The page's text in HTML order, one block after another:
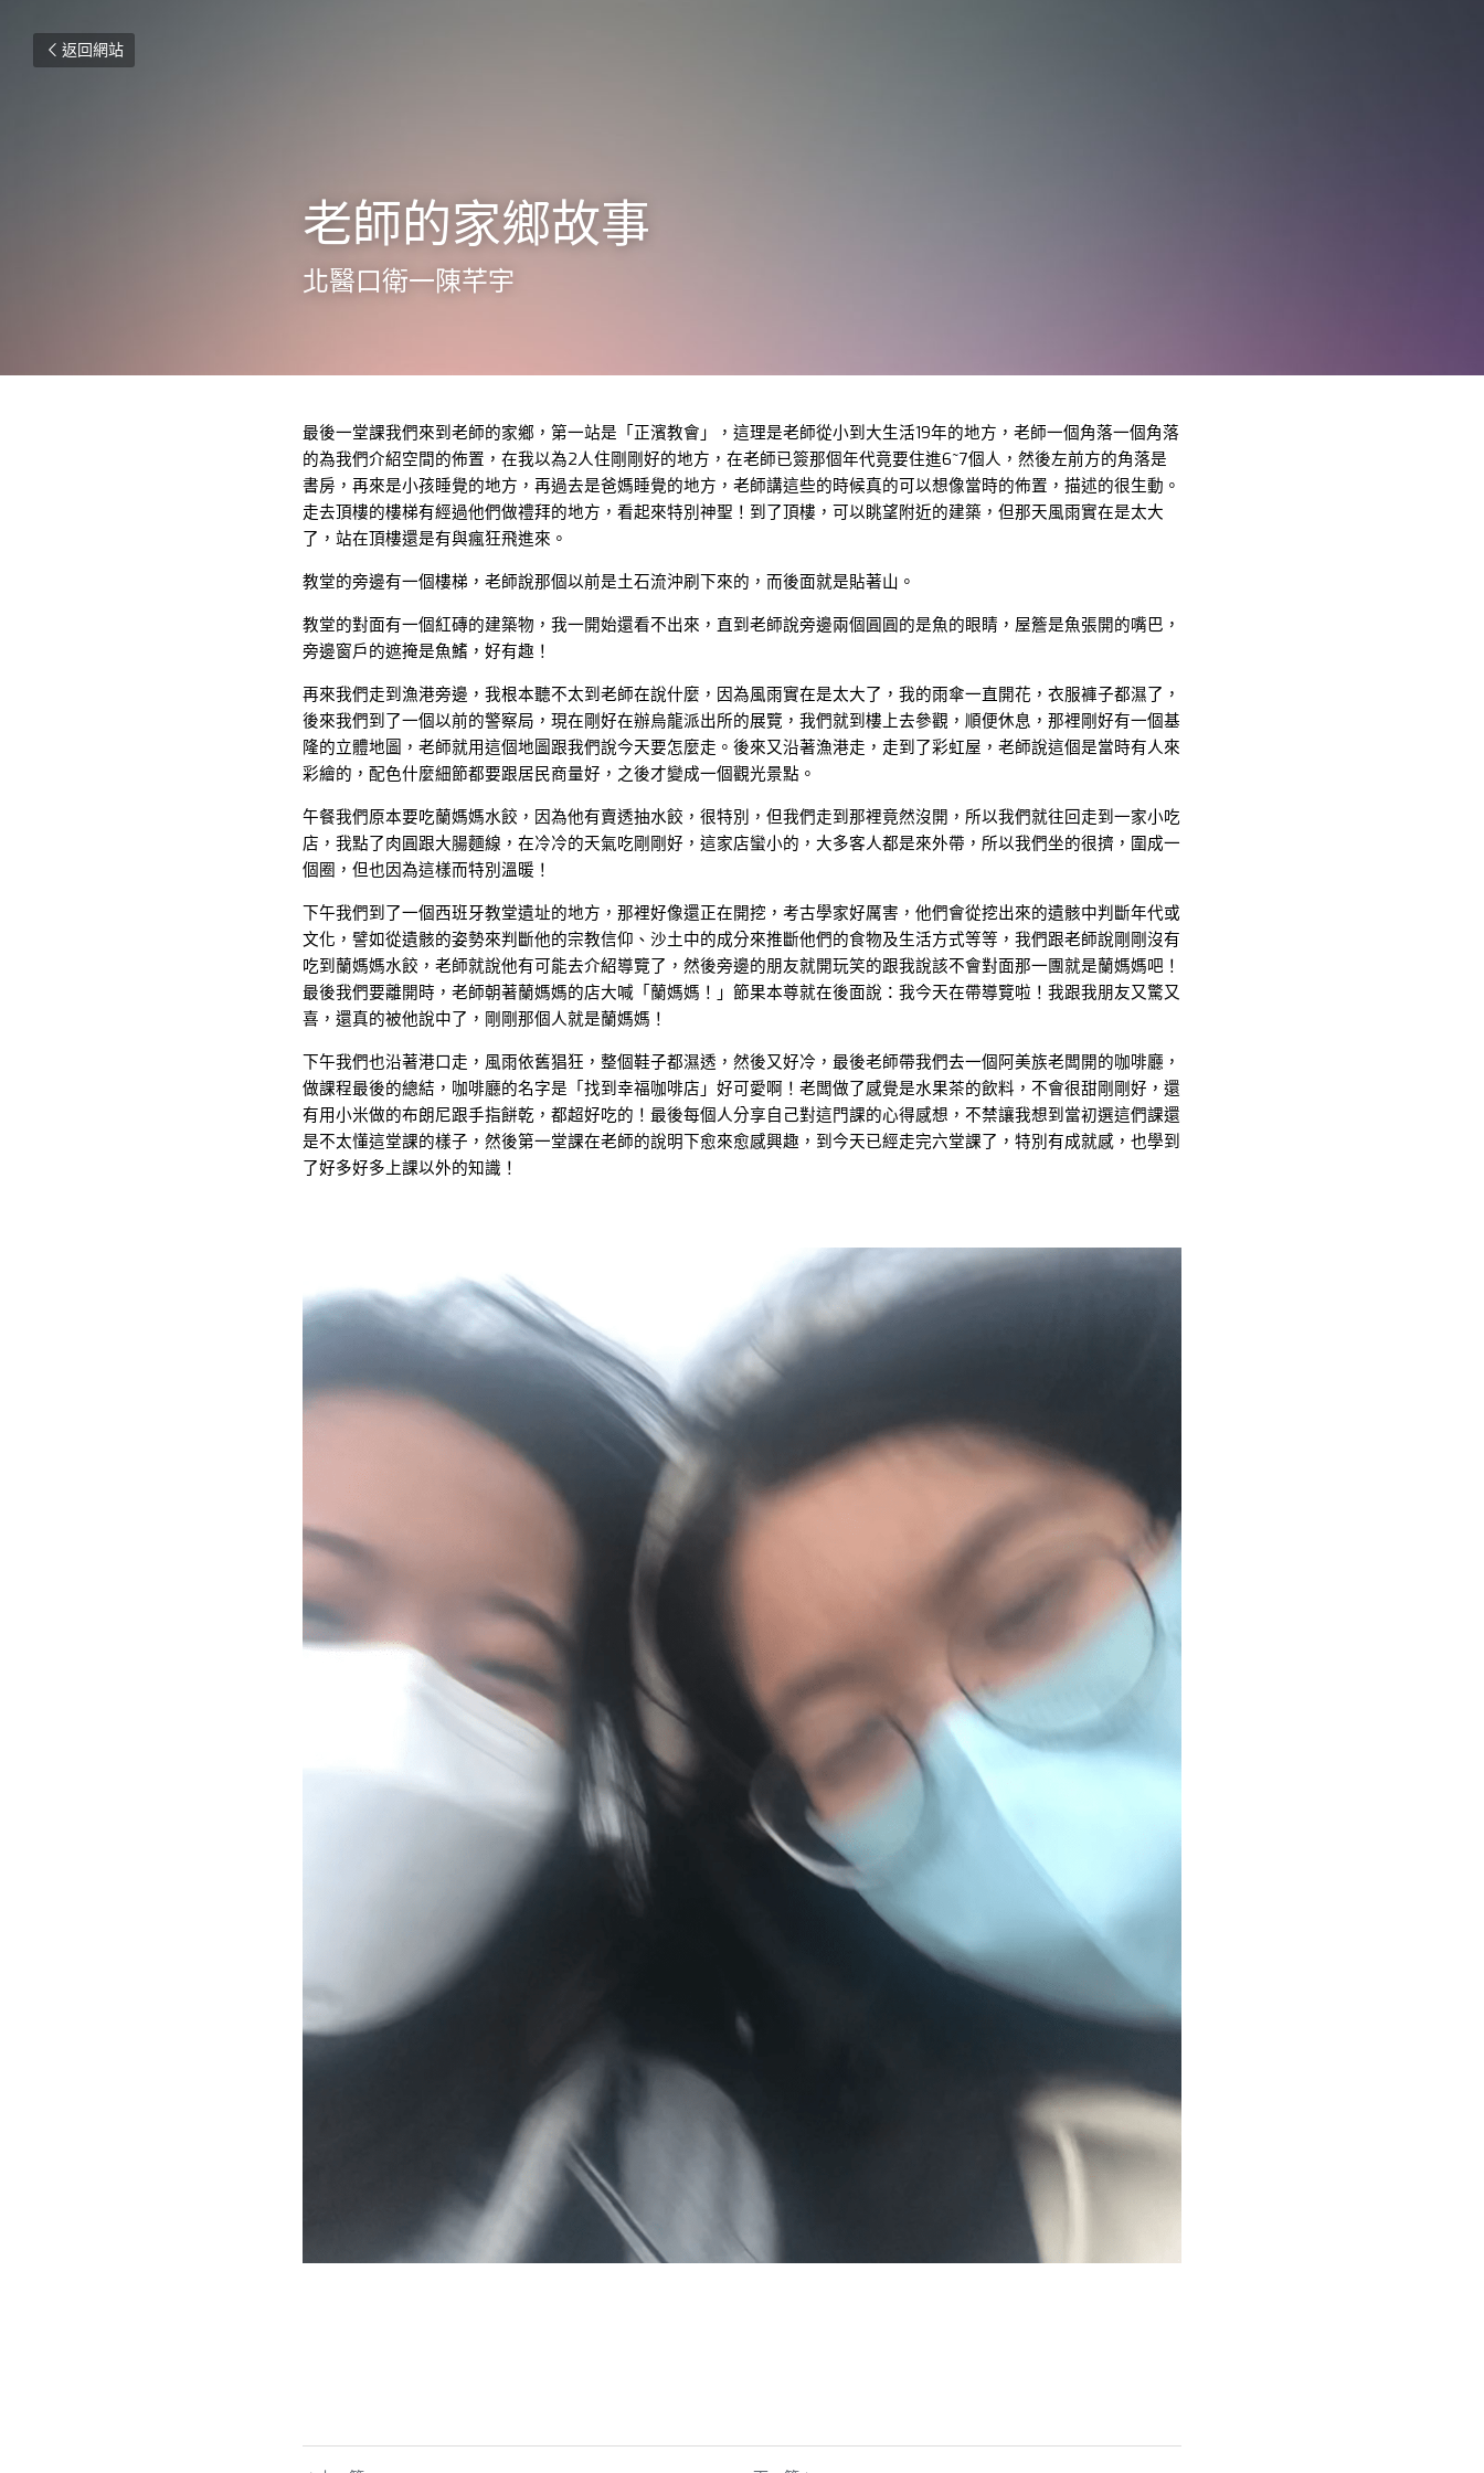
返回網站
老師的家鄉故事
北醫口衛一陳芊宇
最後一堂課我們來到老師的家鄉，第一站是「正濱教會」，這理是老師從小到大生活19年的地方，老師一個角落一個角落
的為我們介紹空間的佈置，在我以為2人住剛剛好的地方，在老師已簽那個年代竟要住進6~7個人，然後左前方的角落是
書房，再來是小孩睡覺的地方，再過去是爸媽睡覺的地方，老師講這些的時候真的可以想像當時的佈置，描述的很生動。
走去頂樓的樓梯有經過他們做禮拜的地方，看起來特別神聖！到了頂樓，可以眺望附近的建築，但那天風雨實在是太大
了，站在頂樓還是有與瘋狂飛進來。
教堂的旁邊有一個樓梯，老師說那個以前是土石流沖刷下來的，而後面就是貼著山。
教堂的對面有一個紅磚的建築物，我一開始還看不出來，直到老師說旁邊兩個圓圓的是魚的眼睛，屋簷是魚張開的嘴巴，
旁邊窗戶的遮掩是魚鰭，好有趣！
再來我們走到漁港旁邊，我根本聽不太到老師在說什麼，因為風雨實在是太大了，我的雨傘一直開花，衣服褲子都濕了，
後來我們到了一個以前的警察局，現在剛好在辦烏龍派出所的展覽，我們就到樓上去參觀，順便休息，那裡剛好有一個基
隆的立體地圖，老師就用這個地圖跟我們說今天要怎麼走。後來又沿著漁港走，走到了彩虹屋，老師說這個是當時有人來
彩繪的，配色什麼細節都要跟居民商量好，之後才變成一個觀光景點。
午餐我們原本要吃蘭媽媽水餃，因為他有賣透抽水餃，很特別，但我們走到那裡竟然沒開，所以我們就往回走到一家小吃
店，我點了肉圓跟大腸麵線，在冷冷的天氣吃剛剛好，這家店蠻小的，大多客人都是來外帶，所以我們坐的很擠，圍成一
個圈，但也因為這樣而特別溫暖！
下午我們到了一個西班牙教堂遺址的地方，那裡好像還正在開挖，考古學家好厲害，他們會從挖出來的遺骸中判斷年代或
文化，譬如從遺骸的姿勢來判斷他的宗教信仰、沙土中的成分來推斷他們的食物及生活方式等等，我們跟老師說剛剛沒有
吃到蘭媽媽水餃，老師就說他有可能去介紹導覽了，然後旁邊的朋友就開玩笑的跟我說該不會對面那一團就是蘭媽媽吧！
最後我們要離開時，老師朝著蘭媽媽的店大喊「蘭媽媽！」節果本尊就在後面說：我今天在帶導覽啦！我跟我朋友又驚又
喜，還真的被他說中了，剛剛那個人就是蘭媽媽！
下午我們也沿著港口走，風雨依舊猖狂，整個鞋子都濕透，然後又好冷，最後老師帶我們去一個阿美族老闆開的咖啡廳，
做課程最後的總結，咖啡廳的名字是「找到幸福咖啡店」好可愛啊！老闆做了感覺是水果茶的飲料，不會很甜剛剛好，還
有用小米做的布朗尼跟手指餅乾，都超好吃的！最後每個人分享自己對這門課的心得感想，不禁讓我想到當初選這們課還
是不太懂這堂課的樣子，然後第一堂課在老師的說明下愈來愈感興趣，到今天已經走完六堂課了，特別有成就感，也學到
了好多好多上課以外的知識！